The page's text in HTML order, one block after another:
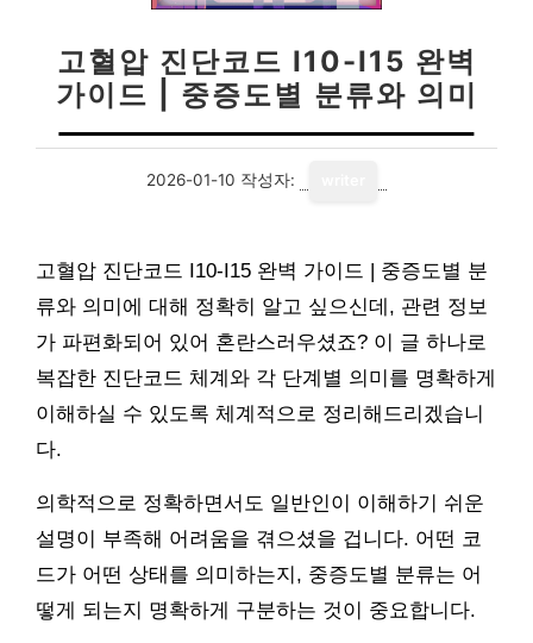
고혈압 진단코드 I10-I15 완벽
가이드 | 중증도별 분류와 의미
2026-01-10 작성자:
고혈압 진단코드 I10-I15 완벽 가이드 | 중증도별 분
류와 의미에 대해 정확히 알고 싶으신데, 관련 정보
가 파편화되어 있어 혼란스러우셨죠? 이 글 하나로
복잡한 진단코드 체계와 각 단계별 의미를 명확하게
이해하실 수 있도록 체계적으로 정리해드리겠습니
다.
의학적으로 정확하면서도 일반인이 이해하기 쉬운
설명이 부족해 어려움을 겪으셨을 겁니다. 어떤 코
드가 어떤 상태를 의미하는지, 중증도별 분류는 어
떻게 되는지 명확하게 구분하는 것이 중요합니다.